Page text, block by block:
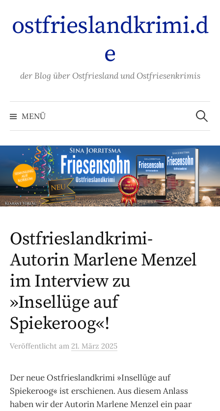
Inhalt
überspringen
ostfrieslandkrimi.d
e
der Blog über Ostfriesland und Ostfriesenkrimis
MENÜ
Suchen
nach:
Ostfrieslandkrimi-
Autorin Marlene Menzel
im Interview zu
»Insellüge auf
Spiekeroog«!
Veröffentlicht am 21. März 2025
Der neue Ostfrieslandkrimi »Insellüge auf
Spiekeroog« ist erschienen. Aus diesem Anlass
haben wir der Autorin Marlene Menzel ein paar